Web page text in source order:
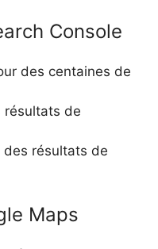
Console
des centaines de
résultats de
résultats de
Maps